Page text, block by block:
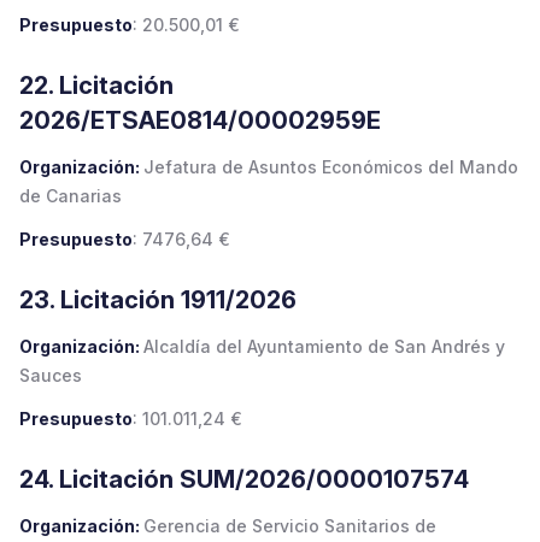
Presupuesto: 20.500,01 €
22. Licitación
2026/ETSAE0814/00002959E
Organización: Jefatura de Asuntos Económicos del Mando
de Canarias
Presupuesto: 7476,64 €
23. Licitación 1911/2026
Organización: Alcaldía del Ayuntamiento de San Andrés y
Sauces
Presupuesto: 101.011,24 €
24. Licitación SUM/2026/0000107574
Organización: Gerencia de Servicio Sanitarios de